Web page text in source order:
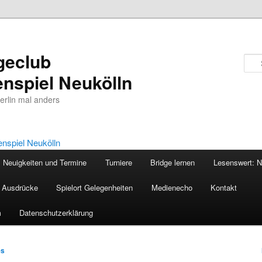
Neukölln
mal anders
Neuigkeiten und Termine Turniere Bridge lernen Lesenswert:
Spielort Gelegenheiten Medienecho Kontakt
Datenschutzerklärung